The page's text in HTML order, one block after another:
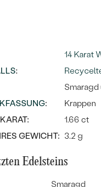
14 Karat
:
Smaragd
:
Krappen
1.66 ct
GEWICHT: 3.2 g
Edelsteins
Smaragd